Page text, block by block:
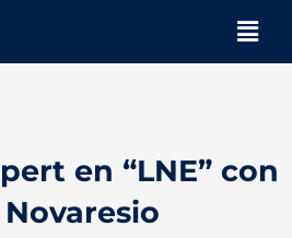
en “LNE” con